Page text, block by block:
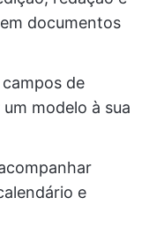
documentos
de
modelo à sua
e